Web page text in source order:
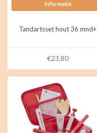
Informatie
Tandartsset hout 36 mnd+
€23,80